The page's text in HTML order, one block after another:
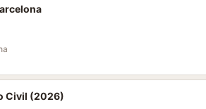
Civil (2026)